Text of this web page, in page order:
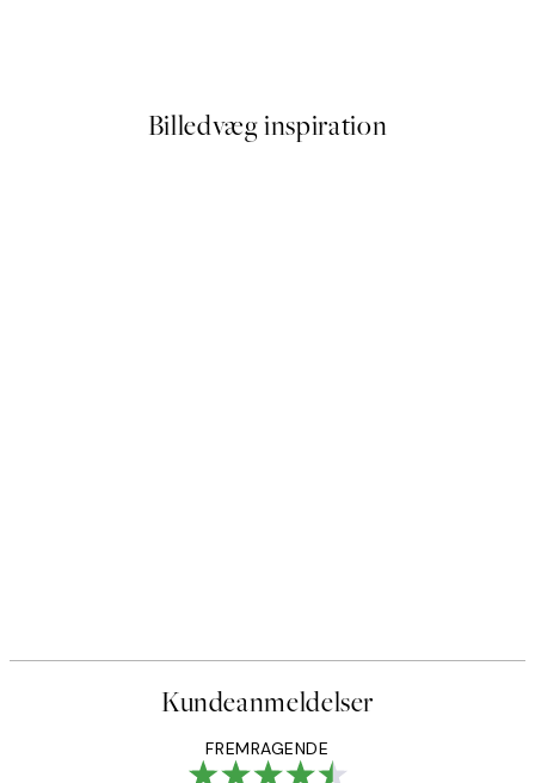
Billedvæg inspiration
Kundeanmeldelser
FREMRAGENDE